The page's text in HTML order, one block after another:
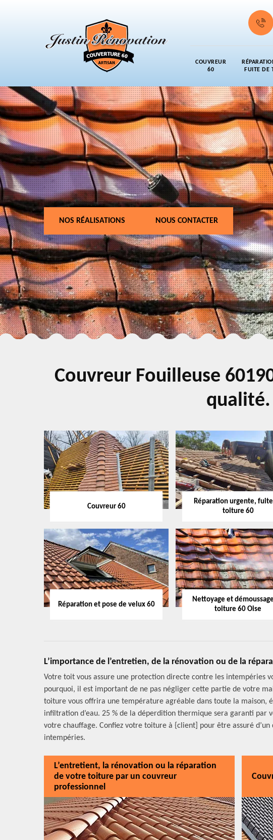
COUVREUR
60
FUITE DE
NOS RÉALISATIONS NOUS CONTACTER
Couvreur Fouilleuse
qualité.
Couvreur 60
Réparation urgente,
toiture 60
Réparation et pose de velux 60
Nettoyage et
toiture 60 Oise
L’importance de l’entretien, de la rénovation ou de la
Votre toit vous assure une protection directe contre les intempéries
pourquoi, il est important de ne pas négliger cette partie de votre
toiture vous offrira une température agréable dans toute la maison,
infiltration d’eau. 25 % de la déperdition thermique sera garanti par
votre chauffage. Confiez votre toiture à {client] pour être assuré
intempéries.
L’entretient, la rénovation ou la réparation
de votre toiture par un couvreur
professionnel